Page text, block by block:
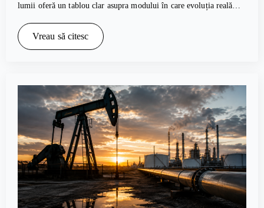
lumii oferă un tablou clar asupra modului în care evoluția reală…
Vreau să citesc